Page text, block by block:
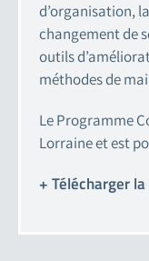
d’organisation,
changement de
outils
méthodes de
Le Programme
Lorraine et est
+ Télécharger